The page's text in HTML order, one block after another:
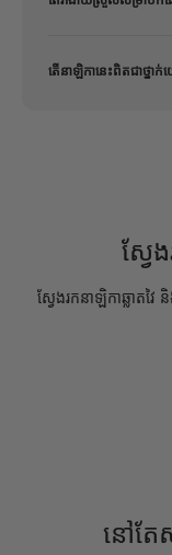
តើ​នាឡិកា​នេះ​ពិត​ជា​ថ្នា
ស្វែ
ស្វែងរកនាឡិកាឆ្លាតវ
នៅតែ